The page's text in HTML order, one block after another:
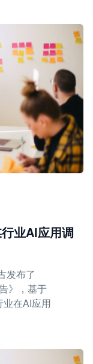
业AI应用调
发布了
》，基于
在AI应用